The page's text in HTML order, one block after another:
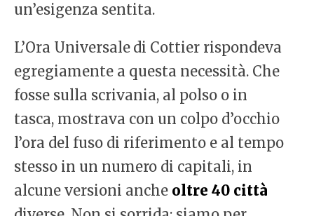
un’esigenza sentita.
L’Ora Universale di Cottier rispondeva
egregiamente a questa necessità. Che
fosse sulla scrivania, al polso o in
tasca, mostrava con un colpo d’occhio
l’ora del fuso di riferimento e al tempo
stesso in un numero di capitali, in
alcune versioni anche oltre 40 città